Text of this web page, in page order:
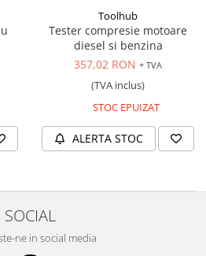
de
Toolhub
Tester compresie motoare
diesel si benzina
357,02 RON + TVA
(TVA inclus)
STOC EPUIZAT
ALERTA STOC
SOCIAL
ne in social media